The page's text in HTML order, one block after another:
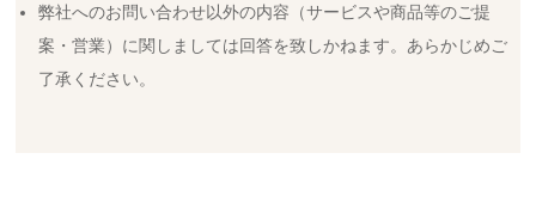
弊社へのお問い合わせ以外の内容（サービスや商品等のご提
案・営業）に関しましては回答を致しかねます。あらかじめご
了承ください。